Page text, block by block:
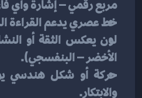
مربع رقمي – إشارة واي
خط عصري يدعم القراءة
الأخضر – البنفسجي).
والابتكار.